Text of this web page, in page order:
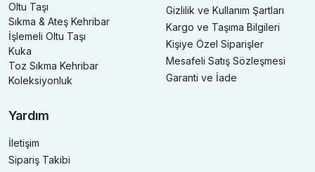
Oltu Taşı
Sıkma & Ateş Kehribar
İşlemeli Oltu Taşı
Kuka
Toz Sıkma Kehribar
Koleksiyonluk
Gizlilik ve Kullanım Şartları
Kargo ve Taşıma Bilgileri
Kişiye Özel Siparişler
Mesafeli Satış Sözleşmesi
Garanti ve İade
Yardım
İletişim
Sipariş Takibi